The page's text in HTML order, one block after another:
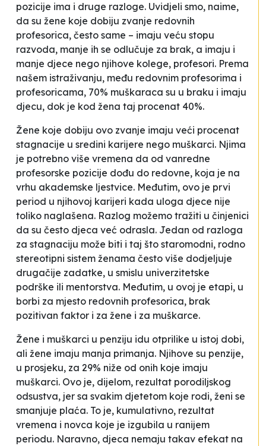
pozicije ima i druge razloge. Uvidjeli smo, naime,
da su žene koje dobiju zvanje redovnih
profesorica, često same – imaju veću stopu
razvoda, manje ih se odlučuje za brak, a imaju i
manje djece nego njihove kolege, profesori. Prema
našem istraživanju, među redovnim profesorima i
profesoricama, 70% muškaraca su u braku i imaju
djecu, dok je kod žena taj procenat 40%.
Žene koje dobiju ovo zvanje imaju veći procenat
stagnacije u sredini karijere nego muškarci. Njima
je potrebno više vremena da od vanredne
profesorske pozicije dođu do redovne, koja je na
vrhu akademske ljestvice. Međutim, ovo je prvi
period u njihovoj karijeri kada uloga djece nije
toliko naglašena. Razlog možemo tražiti u činjenici
da su često djeca već odrasla. Jedan od razloga
za stagnaciju može biti i taj što staromodni, rodno
stereotipni sistem ženama često više dodjeljuje
drugačije zadatke, u smislu univerzitetske
podrške ili mentorstva. Međutim, u ovoj je etapi, u
borbi za mjesto redovnih profesorica, brak
pozitivan faktor i za žene i za muškarce.
Žene i muškarci u penziju idu otprilike u istoj dobi,
ali žene imaju manja primanja. Njihove su penzije,
u prosjeku, za 29% niže od onih koje imaju
muškarci. Ovo je, dijelom, rezultat porodiljskog
odsustva, jer sa svakim djetetom koje rodi, ženi se
smanjuje plaća. To je, kumulativno, rezultat
vremena i novca koje je izgubila u ranijem
periodu. Naravno, djeca nemaju takav efekat na